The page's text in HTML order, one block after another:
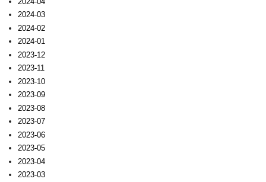
2024-03
2024-02
2024-01
2023-12
2023-11
2023-10
2023-09
2023-08
2023-07
2023-06
2023-05
2023-04
2023-03